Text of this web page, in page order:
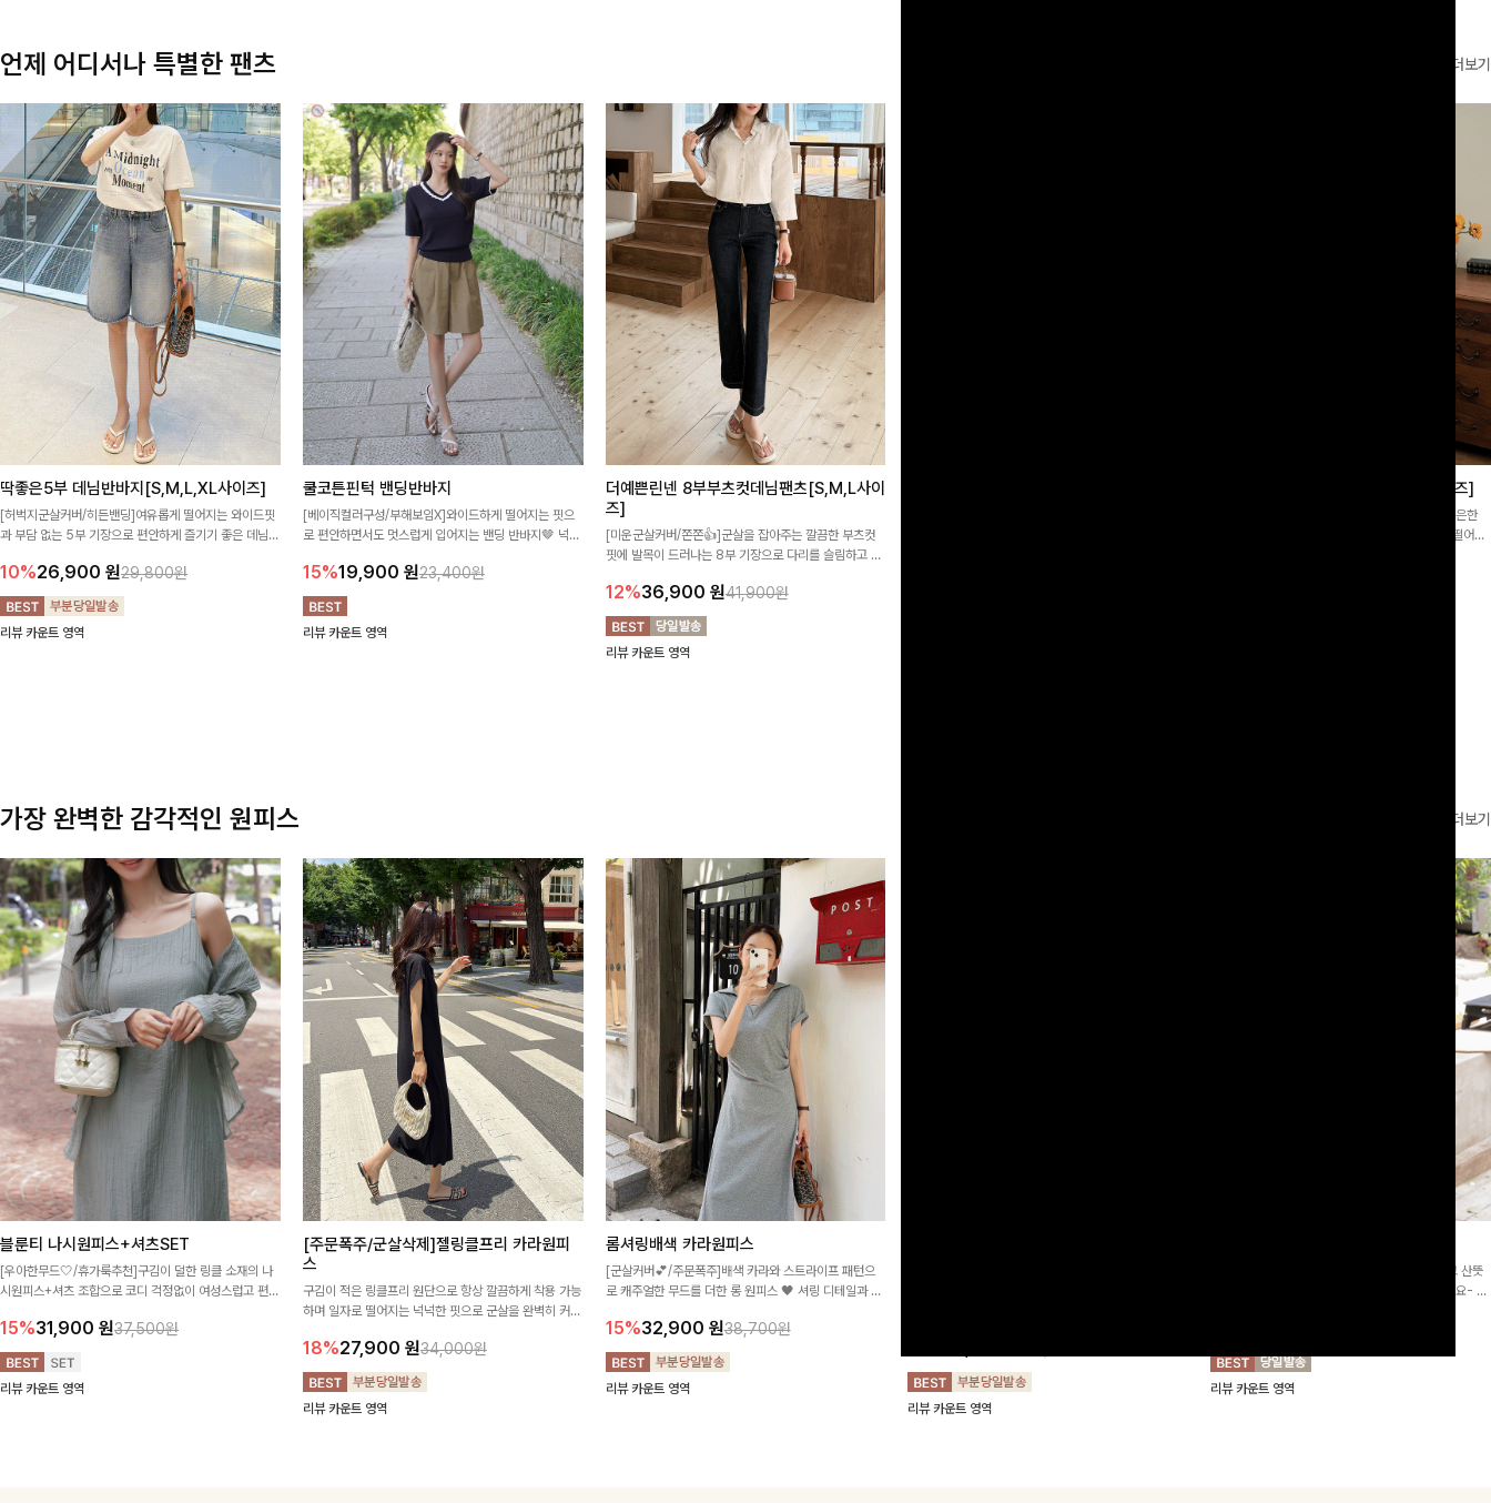
언제 어디서나 특별한 팬츠 더보기
딱좋은5부 데님반바지[S,M,L,XL사이즈]
[허벅지군살커버/히든밴딩]여유롭게 떨어지는 와이드핏
과 부담 없는 5부 기장으로 편안하게 즐기기 좋은 데님
디한 무드로 연출
10%26,900 원29,800원
리뷰 카운트 영역
쿨코튼핀턱 밴딩반바지
[베이직컬러구성/부해보임X]와이드하게 떨어지는 핏으
로 편안하면서도 멋스럽게 입어지는 밴딩 반바지🤎 넉넉
높게 즐겨지는 아이템!
15%19,900 원23,400원
리뷰 카운트 영역
더예쁜린넨 8부부츠컷데님팬츠[S,M,L사이
즈]
[미운군살커버/쫀쫀👍]군살을 잡아주는 깔끔한 부츠컷
핏에 발목이 드러나는 8부 기장으로 다리를 슬림하고 길
요~!
12%36,900 원41,900원
리뷰 카운트 영역
쿨링버튼 8부와이드팬츠[FREE,L사이즈]
[바스락소재💙/8부기장]사이드 버튼 디테일이 은은한
포인트가 되어주는 와이드 팬츠입니다. 여유롭게 떨어지
가장 완벽한 감각적인 원피스 더보기
블룬티 나시원피스+셔츠SET
[우아한무드🤍/휴가룩추천]구김이 덜한 링클 소재의 나
시원피스+셔츠 조합으로 코디 걱정없이 여성스럽고 편안
15%31,900 원37,500원
리뷰 카운트 영역
[주문폭주/군살삭제]젤링클프리 카라원피
스
구김이 적은 링클프리 원단으로 항상 깔끔하게 착용 가능
하며 일자로 떨어지는 넉넉한 핏으로 군살을 완벽히 커버
18%27,900 원34,000원
리뷰 카운트 영역
롬셔링배색 카라원피스
[군살커버💕/주문폭주]배색 카라와 스트라이프 패턴으
로 캐주얼한 무드를 더한 롱 원피스 🖤 셔링 디테일과 쫀
15%32,900 원38,700원
리뷰 카운트 영역
리뷰 카운트 영역
[청순무드/체형커버]꾸안꾸 무드의 정석🤍 가볍고 산뜻
한 착용감으로 여름 내내 손이 자주 가는 원피스예요- 은
리뷰 카운트 영역